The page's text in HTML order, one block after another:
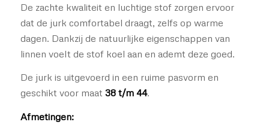
De zachte kwaliteit en luchtige stof zorgen ervoor
dat de jurk comfortabel draagt, zelfs op warme
dagen. Dankzij de natuurlijke eigenschappen van
linnen voelt de stof koel aan en ademt deze goed.
De jurk is uitgevoerd in een ruime pasvorm en
geschikt voor maat 38 t/m 44.
Afmetingen: